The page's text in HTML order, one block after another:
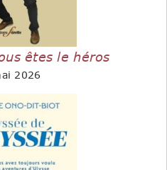
êtes le héros
2026